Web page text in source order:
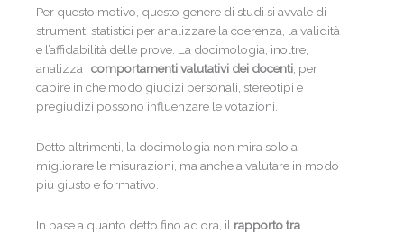
Per questo motivo, questo genere di studi si avvale di
strumenti statistici per analizzare la coerenza, la validità
e l’affidabilità delle prove. La docimologia, inoltre,
analizza i comportamenti valutativi dei docenti , per
capire in che modo giudizi personali, stereotipi e
pregiudizi possono influenzare le votazioni.
Detto altrimenti, la docimologia non mira solo a
migliorare le misurazioni, ma anche a valutare in modo
più giusto e formativo.
In base a quanto detto fino ad ora, il rapporto tra